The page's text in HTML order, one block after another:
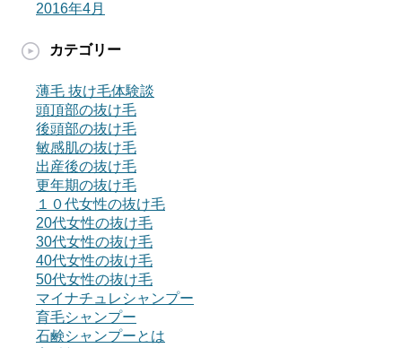
2016年4月
カテゴリー
薄毛 抜け毛体験談
頭頂部の抜け毛
後頭部の抜け毛
敏感肌の抜け毛
出産後の抜け毛
更年期の抜け毛
１０代女性の抜け毛
20代女性の抜け毛
30代女性の抜け毛
40代女性の抜け毛
50代女性の抜け毛
マイナチュレシャンプー
育毛シャンプー
石鹸シャンプーとは